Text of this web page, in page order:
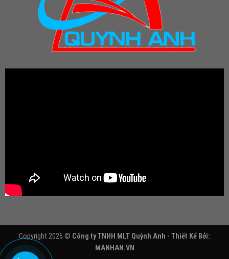
Copyright 2026 © Công ty TNHH MLT Quỳnh Anh - Thiết Kế Bởi:
MANHAN.VN